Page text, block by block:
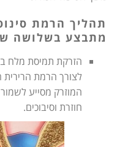
מתבצע בשלושה
הזרקת תמיסת מלח
לצורך הרמת
המוזרק מסייע
חוזרת וסיבוכים.